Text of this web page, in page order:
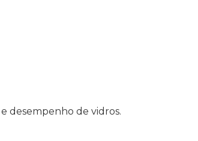
desempenho de vidros.